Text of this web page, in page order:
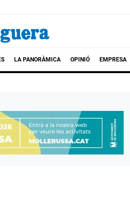
LA PANORÀMICA OPINIÓ EMPRESA